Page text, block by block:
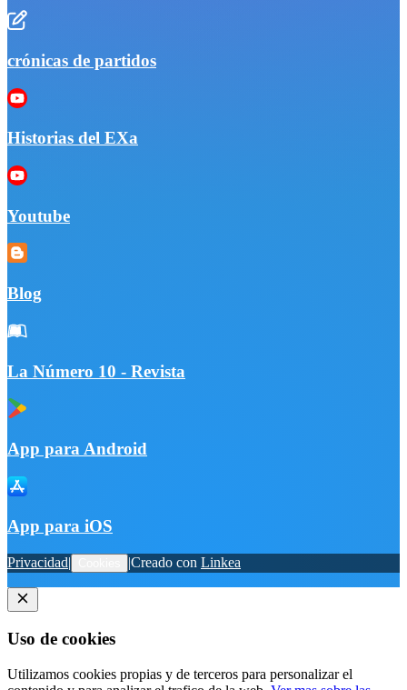
crónicas de partidos
Historias del EXa
Youtube
Blog
La Número 10 - Revista
App para Android
App para iOS
Privacidad| |Creado con Linkea
Uso de cookies
Utilizamos cookies propias y de terceros para personalizar el